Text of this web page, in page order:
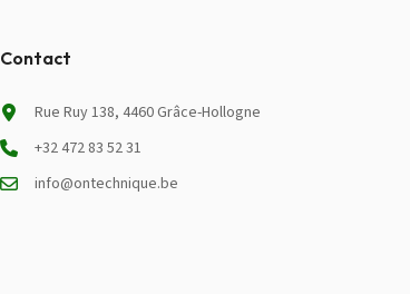
Contact
Rue Ruy 138, 4460 Grâce-Hollogne
+32 472 83 52 31
info@ontechnique.be